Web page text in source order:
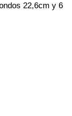
22,6cm y 6